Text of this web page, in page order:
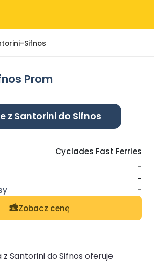
Sifnos
Prom
z Santorini do Sifnos
Cyclades Fast Ferries
-
-
-
Zobacz cenę
Santorini do Sifnos oferuje